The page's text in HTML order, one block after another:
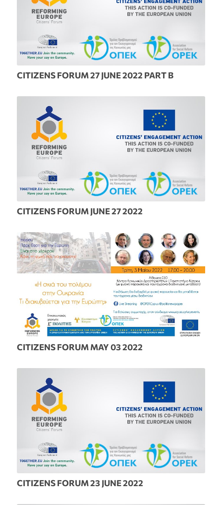
CITIZENS FORUM 27 JUNE 2022 PART B
CITIZENS FORUM JUNE 27 2022
CITIZENS FORUM MAY 03 2022
CITIZENS FORUM 23 JUNE 2022